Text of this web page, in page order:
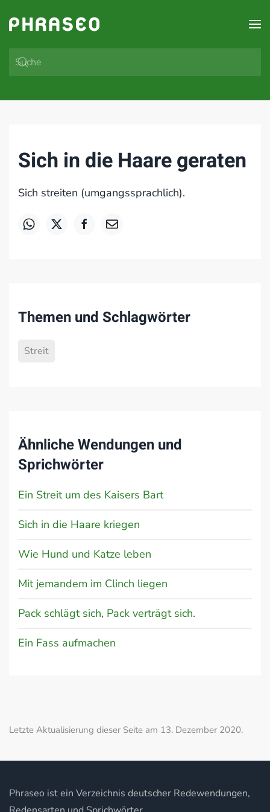
Zum Hauptinhalt springen
Sich in die Haare geraten
Sich streiten (umgangssprachlich).
Themen und Schlagwörter
Streit
Ähnliche Wendungen und
Sprichwörter
Ein Streit um des Kaisers Bart
Sich in die Haare kriegen
Wie Hund und Katze leben
Mit jemandem im Clinch liegen
Pack schlägt sich, Pack verträgt sich.
Ein Fass aufmachen
Letzte Aktualisierung dieser Seite am 13. Dezember 2020.
Phraseo ist ein Verzeichnis deutscher Redewendungen,